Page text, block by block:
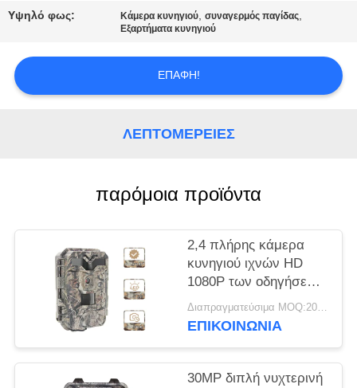
ΖΗΤΉΣΤΕ
ΠΡΟΣΦΟΡΆ
SITEMAP
ΠΟΛΙΤΙΚΉ
ΑΠΟΡΡΉΤΟΥ
Υψηλό φως: Κάμερα κυνηγιού,συναγερμός παγίδας,
Εξαρτήματα κυνηγιού
ΕΠΑΦΉ!
ΛΕΠΤΟΜΈΡΕΙΕΣ
παρόμοια προϊόντα
2,4 πλήρης κάμερα
κυνηγιού ιχνών HD
1080P των οδηγήσεων
IR καμερών κυνηγιού
οθόνης HD ίντσας
Διαπραγματεύσιμα MOQ:20pcs
ΕΠΙΚΟΙΝΩΝΙΑ
30MP διπλή νυχτερινή